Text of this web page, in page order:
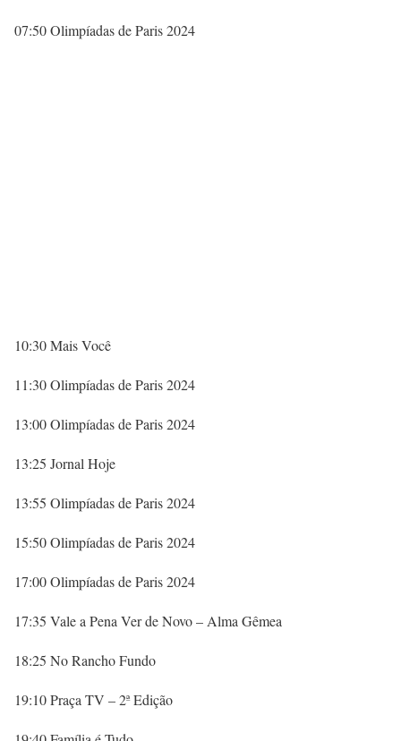
07:50 Olimpíadas de Paris 2024
10:30 Mais Você
11:30 Olimpíadas de Paris 2024
13:00 Olimpíadas de Paris 2024
13:25 Jornal Hoje
13:55 Olimpíadas de Paris 2024
15:50 Olimpíadas de Paris 2024
17:00 Olimpíadas de Paris 2024
17:35 Vale a Pena Ver de Novo – Alma Gêmea
18:25 No Rancho Fundo
19:10 Praça TV – 2ª Edição